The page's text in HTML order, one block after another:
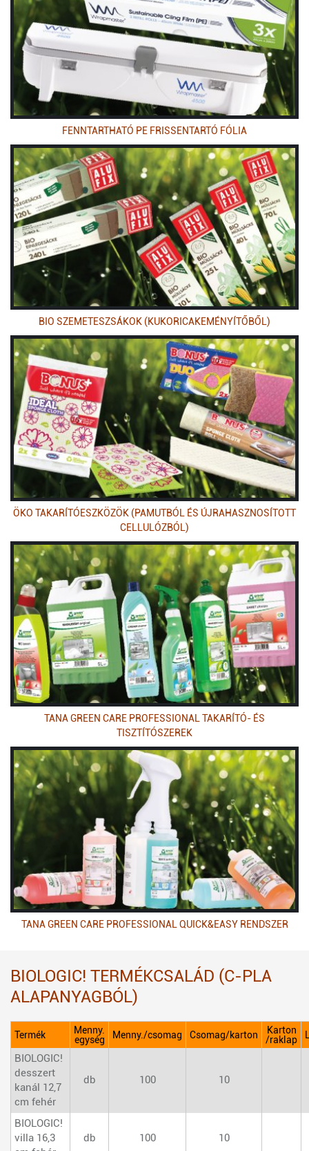
FENNTARTHATÓ PE FRISSENTARTÓ FÓLIA
BIO SZEMETESZSÁKOK (KUKORICAKEMÉNYÍTŐBŐL)
ÖKO TAKARÍTÓESZKÖZÖK (PAMUTBÓL ÉS ÚJRAHASZNOSÍTOTT
CELLULÓZBÓL)
TANA GREEN CARE PROFESSIONAL TAKARÍTÓ- ÉS
TISZTÍTÓSZEREK
TANA GREEN CARE PROFESSIONAL QUICK&EASY RENDSZER
BIOLOGIC! TERMÉKCSALÁD (C-PLA
ALAPANYAGBÓL)
Termék
Menny.
egység
Menny./csomag Csomag/karton
Karton
/raklap
BIOLOGIC!
desszert
kanál 12,7
cm fehér
db 100 10
BIOLOGIC!
villa 16,3
db 100 10